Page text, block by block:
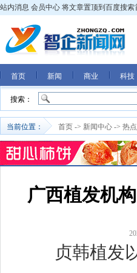
站内消息 会员中心 将文章置顶到百度搜索
首页 新闻 商业 科技
搜索：
当前位置： 首页 -> 新闻中心 -> 热点
广西植发机
贞韩植发